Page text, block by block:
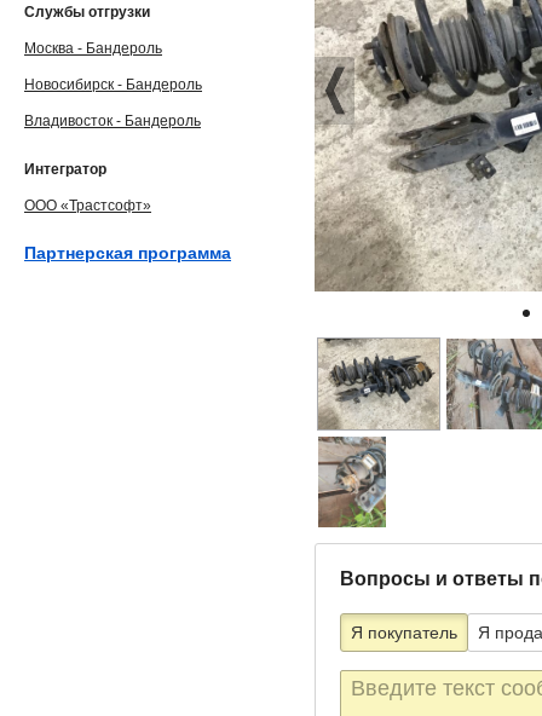
Вопросы и ответы
Я покупатель Я
Текст
сообщения
Службы отгрузки
Москва - Бандероль
Новосибирск - Бандероль
Владивосток - Бандероль
Интегратор
ООО «Трастсофт»
Партнерская программа